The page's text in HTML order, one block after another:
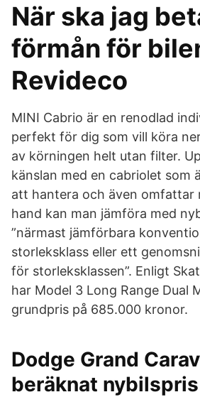
När ska jag
förmån för
Revideco
MINI Cabrio är en renodlad
perfekt för dig som vill köra
av körningen helt utan filter.
känslan med en cabriolet som
att hantera och även omfattar
hand kan man jämföra med
”närmast jämförbara
storleksklass eller ett
för storleksklassen”. Enligt
har Model 3 Long Range Dual
grundpris på 685.000 kronor.
Dodge Grand
beräknat nybilspris